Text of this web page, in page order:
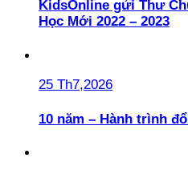
KidsOnline gửi Thư
Học Mới 2022 – 2023
25 Th7,2026
10 năm – Hành trình